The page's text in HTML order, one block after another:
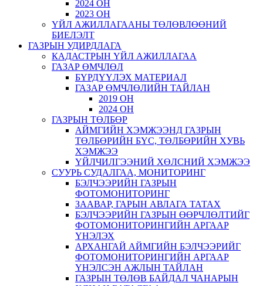
2024 ОН
2023 ОН
ҮЙЛ АЖИЛЛАГААНЫ ТӨЛӨВЛӨӨНИЙ
БИЕЛЭЛТ
ГАЗРЫН УДИРДЛАГА
КАДАСТРЫН ҮЙЛ АЖИЛЛАГАА
ГАЗАР ӨМЧЛӨЛ
БҮРДҮҮЛЭХ МАТЕРИАЛ
ГАЗАР ӨМЧЛӨЛИЙН ТАЙЛАН
2019 ОН
2024 ОН
ГАЗРЫН ТӨЛБӨР
АЙМГИЙН ХЭМЖЭЭНД ГАЗРЫН
ТӨЛБӨРИЙН БҮС, ТӨЛБӨРИЙН ХУВЬ
ХЭМЖЭЭ
ҮЙЛЧИЛГЭЭНИЙ ХӨЛСНИЙ ХЭМЖЭЭ
СУУРЬ СУДАЛГАА, МОНИТОРИНГ
БЭЛЧЭЭРИЙН ГАЗРЫН
ФОТОМОНИТОРИНГ
ЗААВАР, ГАРЫН АВЛАГА ТАТАХ
БЭЛЧЭЭРИЙН ГАЗРЫН ӨӨРЧЛӨЛТИЙГ
ФОТОМОНИТОРИНГИЙН АРГААР
ҮНЭЛЭХ
АРХАНГАЙ АЙМГИЙН БЭЛЧЭЭРИЙГ
ФОТОМОНИТОРИНГИЙН АРГААР
ҮНЭЛСЭН АЖЛЫН ТАЙЛАН
ГАЗРЫН ТӨЛӨВ БАЙДАЛ ЧАНАРЫН